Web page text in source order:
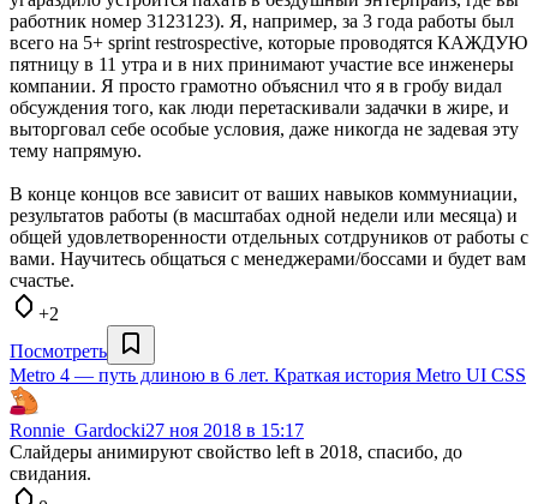
работник номер 3123123). Я, например, за 3 года работы был
всего на 5+ sprint restrospective, которые проводятся КАЖДУЮ
пятницу в 11 утра и в них принимают участие все инженеры
компании. Я просто грамотно объяснил что я в гробу видал
обсуждения того, как люди перетаскивали задачки в жире, и
выторговал себе особые условия, даже никогда не задевая эту
тему напрямую.
В конце концов все зависит от ваших навыков коммуниации,
результатов работы (в масштабах одной недели или месяца) и
общей удовлетворенности отдельных сотдруников от работы с
вами. Научитесь общаться с менеджерами/боссами и будет вам
счастье.
+2
Посмотреть
Metro 4 — путь длиною в 6 лет. Краткая история Metro UI CSS
Ronnie_Gardocki27 ноя 2018 в 15:17
Слайдеры анимируют свойство left в 2018, спасибо, до
свидания.